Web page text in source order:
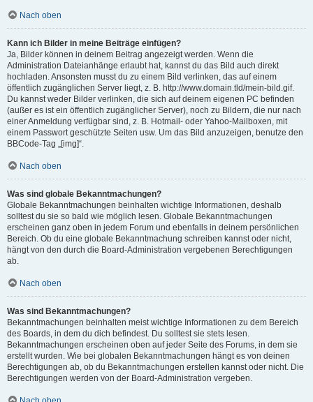
Nach oben
Kann ich Bilder in meine Beiträge einfügen?
Ja, Bilder können in deinem Beitrag angezeigt werden. Wenn die
Administration Dateianhänge erlaubt hat, kannst du das Bild auch direkt
hochladen. Ansonsten musst du zu einem Bild verlinken, das auf einem
öffentlich zugänglichen Server liegt, z. B. http://www.domain.tld/mein-bild.gif.
Du kannst weder Bilder verlinken, die sich auf deinem eigenen PC befinden
(außer es ist ein öffentlich zugänglicher Server), noch zu Bildern, die nur nach
einer Anmeldung verfügbar sind, z. B. Hotmail- oder Yahoo-Mailboxen, mit
einem Passwort geschützte Seiten usw. Um das Bild anzuzeigen, benutze den
BBCode-Tag „[img]“.
Nach oben
Was sind globale Bekanntmachungen?
Globale Bekanntmachungen beinhalten wichtige Informationen, deshalb
solltest du sie so bald wie möglich lesen. Globale Bekanntmachungen
erscheinen ganz oben in jedem Forum und ebenfalls in deinem persönlichen
Bereich. Ob du eine globale Bekanntmachung schreiben kannst oder nicht,
hängt von den durch die Board-Administration vergebenen Berechtigungen
ab.
Nach oben
Was sind Bekanntmachungen?
Bekanntmachungen beinhalten meist wichtige Informationen zu dem Bereich
des Boards, in dem du dich befindest. Du solltest sie stets lesen.
Bekanntmachungen erscheinen oben auf jeder Seite des Forums, in dem sie
erstellt wurden. Wie bei globalen Bekanntmachungen hängt es von deinen
Berechtigungen ab, ob du Bekanntmachungen erstellen kannst oder nicht. Die
Berechtigungen werden von der Board-Administration vergeben.